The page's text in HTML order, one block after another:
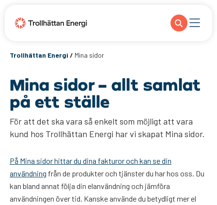
Trollhättan Energi / Mina sidor
Mina sidor – allt samlat
på ett ställe
För att det ska vara så enkelt som möjligt att vara
kund hos Trollhättan Energi har vi skapat Mina sidor.
På Mina sidor hittar du dina fakturor och kan se din
användning från de produkter och tjänster du har hos oss. Du
kan bland annat följa din elanvändning och jämföra
användningen över tid. Kanske använde du betydligt mer el